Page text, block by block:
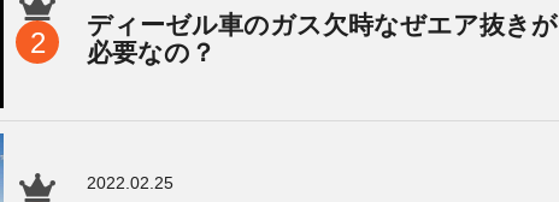
2
ディーゼル車のガス欠時なぜエア抜きが
必要なの？
2022.02.25